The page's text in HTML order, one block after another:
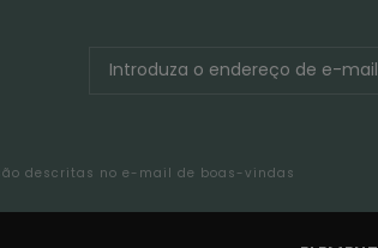
descritas no e-mail de boas-vindas